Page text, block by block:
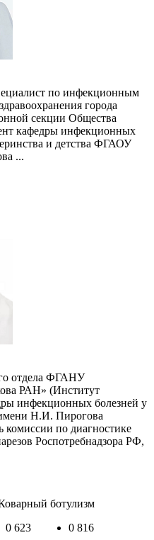
по инфекционным
города
секции Общества
кафедры инфекционных
и детства ФГАОУ
...
отдела ФГАНУ
РАН» (Институт
инфекционных болезней у
Н.И. Пирогова
комиссии по диагностике
Роспотребнадзора РФ,
ботулизм
0 623
0 816